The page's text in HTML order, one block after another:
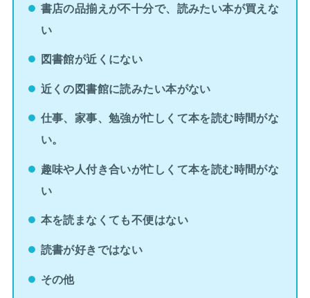
書店の品揃えが不十分で、読みたい本が買えな
い
図書館が近くにない
近くの図書館に読みたい本がない
仕事、家事、勉強が忙しくて本を読む時間がな
い。
趣味や人付き合いが忙しくて本を読む時間がな
い
本を読まなくても不便はない
読書が好きではない
その他